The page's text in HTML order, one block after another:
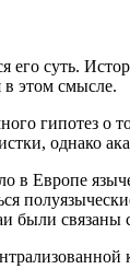
суть.
в этом смысле.
гипотез о
однако
в Европе
были связаны